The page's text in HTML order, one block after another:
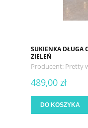
SUKIENKA DŁUGA
ZIELEŃ
Producent: Pretty
489,00 zł
DO KOSZYKA